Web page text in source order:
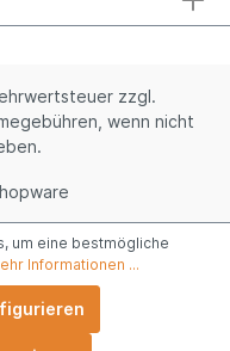
zzgl.
wenn nicht
um eine bestmögliche
Informationen ...